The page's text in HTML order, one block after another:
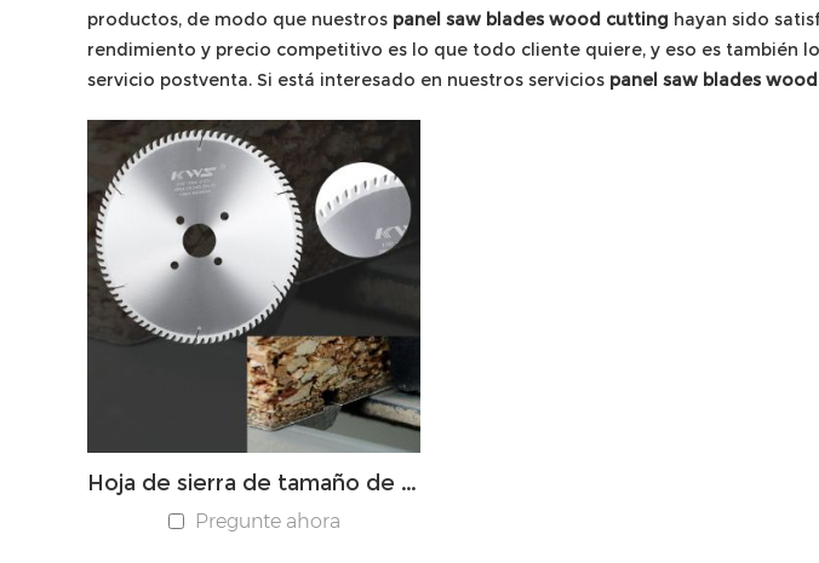
productos, de modo que nuestros panel saw blades wood cutting hayan sido
rendimiento y precio competitivo es lo que todo cliente quiere, y eso es también
servicio postventa. Si está interesado en nuestros servicios panel saw blades
Hoja de sierra de tamaño de panel TCT
Pregunte ahora